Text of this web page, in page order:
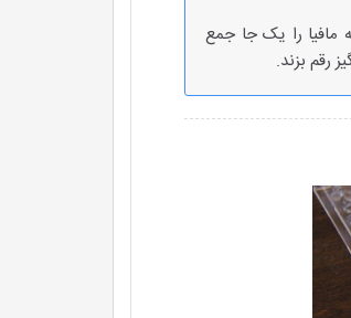
مافیا را یک جا جمع
رقم بزند.